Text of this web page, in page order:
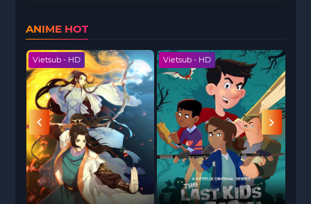
together.
ANIME HOT
Vietsub - HD Vietsub - HD